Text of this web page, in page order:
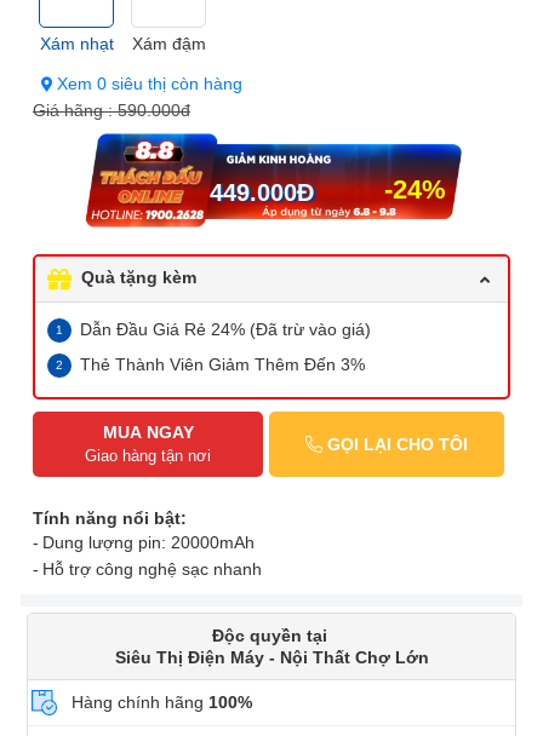
Xám nhạt Xám đậm
Xem 0 siêu thị còn hàng
Giá hãng :590.000đ
-24%
449.000Đ
Quà tặng kèm
Dẫn Đầu Giá Rẻ 24% (Đã trừ vào giá)
Thẻ Thành Viên Giảm Thêm Đến 3%
MUA NGAY
Giao hàng tận nơi
GỌI LẠI CHO TÔI
Tính năng nổi bật:
Dung lượng pin: 20000mAh
Hỗ trợ công nghệ sạc nhanh
Độc quyền tại
Siêu Thị Điện Máy - Nội Thất Chợ Lớn
Hàng chính hãng 100%